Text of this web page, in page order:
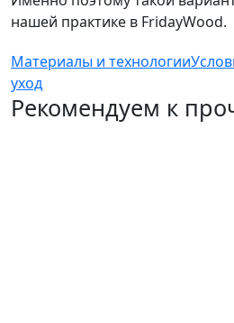
нашей практике в FridayWood.
Материалы и технологии
уход
Рекомендуем к